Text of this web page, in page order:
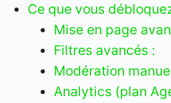
Ce que vous
Mise en page
Filtres avancés :
Modération
Analytics (plan